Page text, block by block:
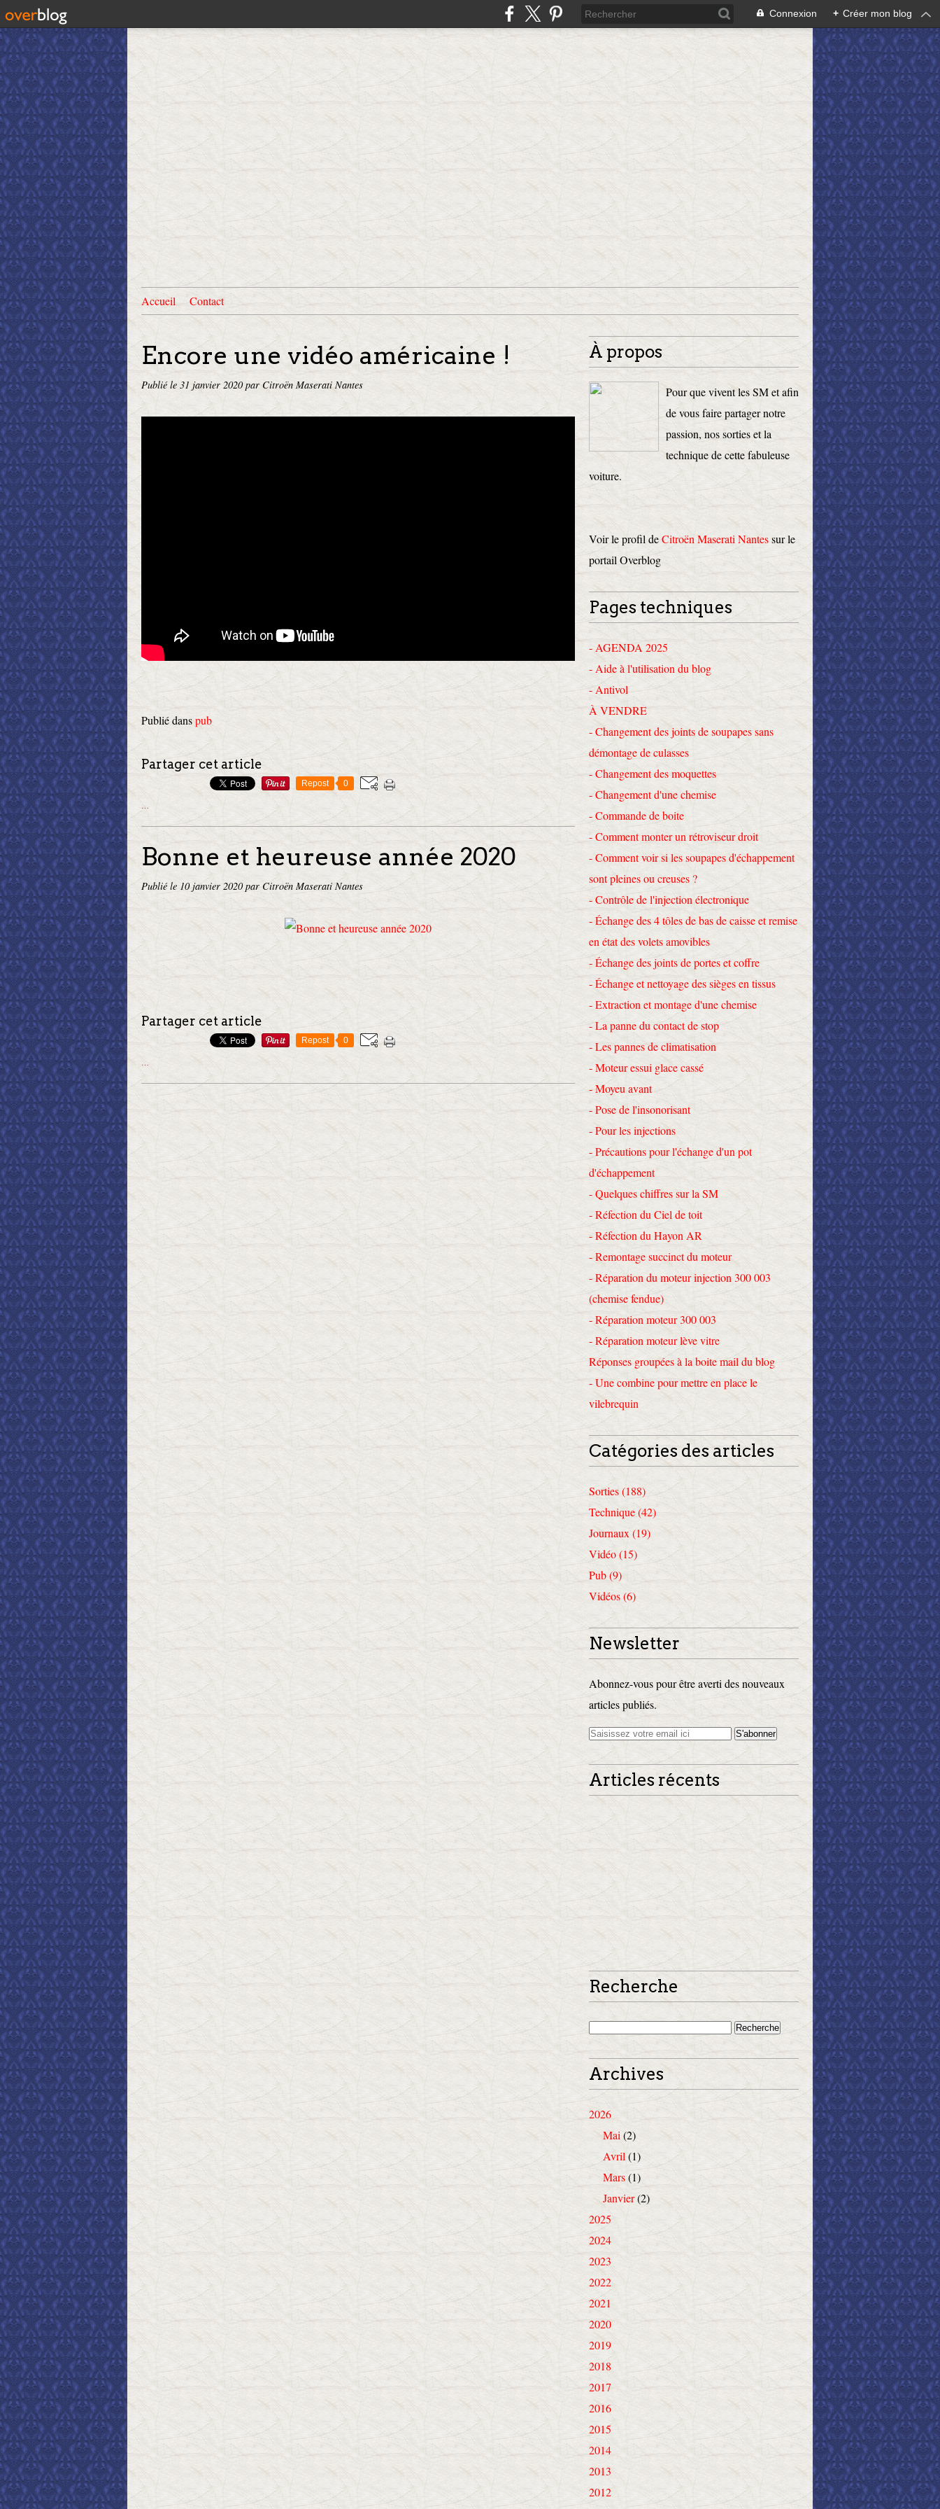
Connexion + Créer mon blog
Accueil Contact
Encore une vidéo américaine !
Publié le 31 janvier 2020par Citroën Maserati Nantes
Publié danspub
Partager cet article
Repost 0
…
Bonne et heureuse année 2020
Publié le 10 janvier 2020par Citroën Maserati Nantes
Partager cet article
Repost 0
…
À propos
Pour que vivent les SM et afin
de vous faire partager notre
passion, nos sorties et la
technique de cette fabuleuse
voiture.
Voir le profil deCitroën Maserati Nantessur le
portail Overblog
Pages techniques
- AGENDA 2025
- Aide à l'utilisation du blog
- Antivol
À VENDRE
- Changement des joints de soupapes sans
démontage de culasses
- Changement des moquettes
- Changement d'une chemise
- Commande de boite
- Comment monter un rétroviseur droit
- Comment voir si les soupapes d'échappement
sont pleines ou creuses ?
- Contrôle de l'injection électronique
- Échange des 4 tôles de bas de caisse et remise
en état des volets amovibles
- Échange des joints de portes et coffre
- Échange et nettoyage des sièges en tissus
- Extraction et montage d'une chemise
- La panne du contact de stop
- Les pannes de climatisation
- Moteur essui glace cassé
- Moyeu avant
- Pose de l'insonorisant
- Pour les injections
- Précautions pour l'échange d'un pot
d'échappement
- Quelques chiffres sur la SM
- Réfection du Ciel de toit
- Réfection du Hayon AR
- Remontage succinct du moteur
- Réparation du moteur injection 300 003
(chemise fendue)
- Réparation moteur 300 003
- Réparation moteur lève vitre
Réponses groupées à la boite mail du blog
- Une combine pour mettre en place le
vilebrequin
Catégories des articles
Sorties (188)
Technique (42)
Journaux (19)
Vidéo (15)
Pub (9)
Vidéos (6)
Newsletter
Abonnez-vous pour être averti des nouveaux
articles publiés.
Articles récents
Recherche
Archives
2026
Mai (2)
Avril (1)
Mars(1)
Janvier(2)
2025
2024
2023
2022
2021
2020
2019
2018
2017
2016
2015
2014
2013
2012